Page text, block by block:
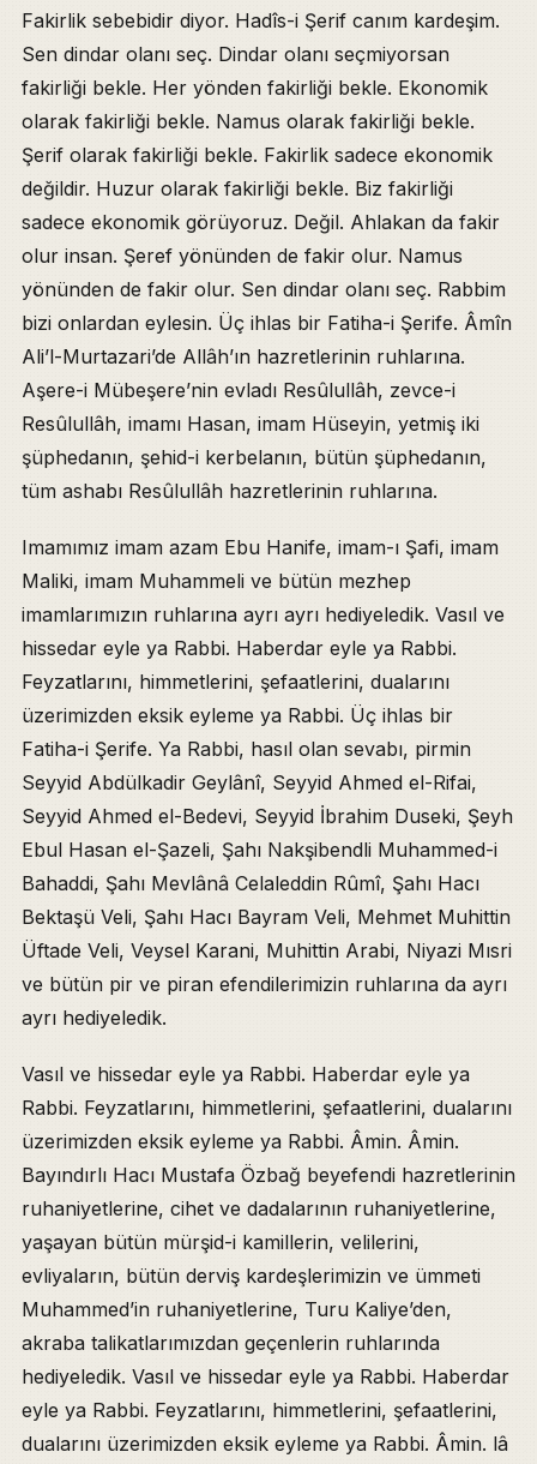
Fakirlik sebebidir diyor. Hadîs-i Şerif canım kardeşim.
Sen dindar olanı seç. Dindar olanı seçmiyorsan
fakirliği bekle. Her yönden fakirliği bekle. Ekonomik
olarak fakirliği bekle. Namus olarak fakirliği bekle.
Şerif olarak fakirliği bekle. Fakirlik sadece ekonomik
değildir. Huzur olarak fakirliği bekle. Biz fakirliği
sadece ekonomik görüyoruz. Değil. Ahlakan da fakir
olur insan. Şeref yönünden de fakir olur. Namus
yönünden de fakir olur. Sen dindar olanı seç. Rabbim
bizi onlardan eylesin. Üç ihlas bir Fatiha-i Şerife. Âmîn
Ali’l-Murtazari’de Allâh’ın hazretlerinin ruhlarına.
Aşere-i Mübeşere’nin evladı Resûlullâh, zevce-i
Resûlullâh, imamı Hasan, imam Hüseyin, yetmiş iki
şüphedanın, şehid-i kerbelanın, bütün şüphedanın,
tüm ashabı Resûlullâh hazretlerinin ruhlarına.
Imamımız imam azam Ebu Hanife, imam-ı Şafi, imam
Maliki, imam Muhammeli ve bütün mezhep
imamlarımızın ruhlarına ayrı ayrı hediyeledik. Vasıl ve
hissedar eyle ya Rabbi. Haberdar eyle ya Rabbi.
Feyzatlarını, himmetlerini, şefaatlerini, dualarını
üzerimizden eksik eyleme ya Rabbi. Üç ihlas bir
Fatiha-i Şerife. Ya Rabbi, hasıl olan sevabı, pirmin
Seyyid Abdülkadir Geylânî, Seyyid Ahmed el-Rifai,
Seyyid Ahmed el-Bedevi, Seyyid İbrahim Duseki, Şeyh
Ebul Hasan el-Şazeli, Şahı Nakşibendli Muhammed-i
Bahaddi, Şahı Mevlânâ Celaleddin Rûmî, Şahı Hacı
Bektaşü Veli, Şahı Hacı Bayram Veli, Mehmet Muhittin
Üftade Veli, Veysel Karani, Muhittin Arabi, Niyazi Mısri
ve bütün pir ve piran efendilerimizin ruhlarına da ayrı
ayrı hediyeledik.
Vasıl ve hissedar eyle ya Rabbi. Haberdar eyle ya
Rabbi. Feyzatlarını, himmetlerini, şefaatlerini, dualarını
üzerimizden eksik eyleme ya Rabbi. Âmin. Âmin.
Bayındırlı Hacı Mustafa Özbağ beyefendi hazretlerinin
ruhaniyetlerine, cihet ve dadalarının ruhaniyetlerine,
yaşayan bütün mürşid-i kamillerin, velilerini,
evliyaların, bütün derviş kardeşlerimizin ve ümmeti
Muhammed’in ruhaniyetlerine, Turu Kaliye’den,
akraba talikatlarımızdan geçenlerin ruhlarında
hediyeledik. Vasıl ve hissedar eyle ya Rabbi. Haberdar
eyle ya Rabbi. Feyzatlarını, himmetlerini, şefaatlerini,
dualarını üzerimizden eksik eyleme ya Rabbi. Âmin. lâ